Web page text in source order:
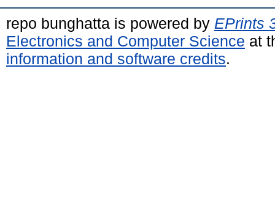
repo bunghatta is powered by EPrints
Electronics and Computer Science at
information and software credits.